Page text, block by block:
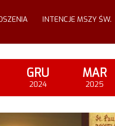
INTENCJE MSZY ŚW.
GRU
2024
MAR
2025